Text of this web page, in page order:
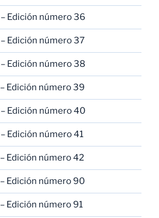
Edición número 36
Edición número 37
Edición número 38
Edición número 39
Edición número 40
Edición número 41
Edición número 42
Edición número 90
Edición número 91